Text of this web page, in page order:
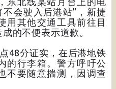
会驶入后港站”，新捷
用其他交通工具前往目
的不便表示道歉。
48分证实，在后港地铁
的行李箱。警方呼吁公
不要随意揣测，因调查